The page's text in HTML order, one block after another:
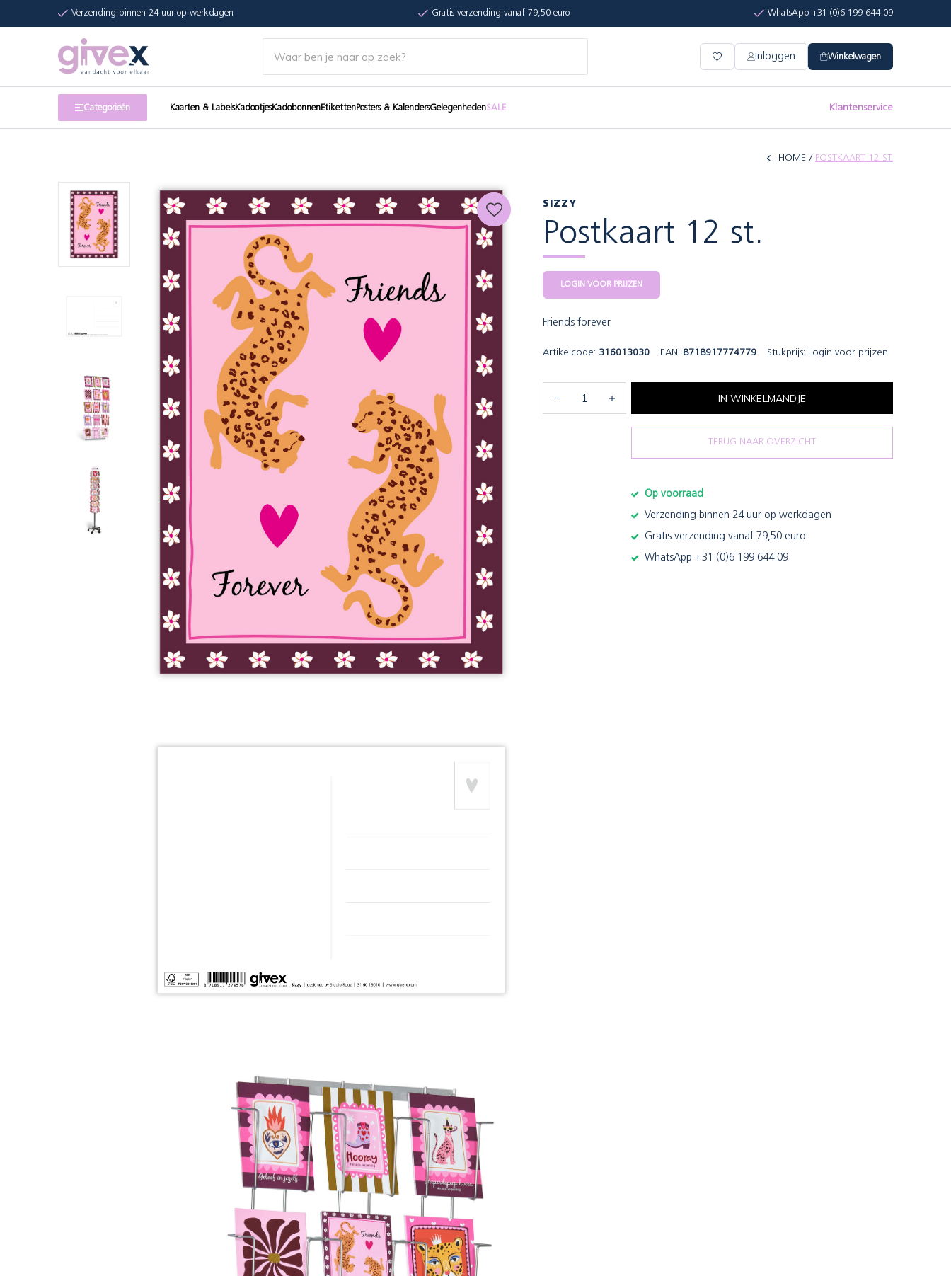
Verzending binnen 24 uur op werkdagen Gratis verzending vanaf 79,50 euro WhatsApp +31 (0)6 199 644 09
Inloggen Winkelwagen
Categorieën Kaarten & LabelsKadootjesKadobonnenEtikettenPosters & KalendersGelegenhedenSALE Klantenservice
HOME POSTKAART 12 ST.
SIZZY
Postkaart 12 st.
LOGIN VOOR PRIJZEN
Friends forever
Artikelcode: 316013030 EAN: 8718917774779 Stukprijs: Login voor prijzen
IN WINKELMANDJE
TERUG NAAR OVERZICHT
Op voorraad
Verzending binnen 24 uur op werkdagen
Gratis verzending vanaf 79,50 euro
WhatsApp +31 (0)6 199 644 09